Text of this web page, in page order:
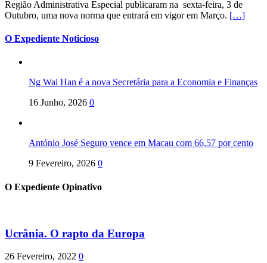
Região Administrativa Especial publicaram na sexta-feira, 3 de
Outubro, uma nova norma que entrará em vigor em Março. […]
O Expediente Noticioso
Ng Wai Han é a nova Secretária para a Economia e Finanças
16 Junho, 2026 0
António José Seguro vence em Macau com 66,57 por cento
9 Fevereiro, 2026 0
O Expediente Opinativo
Ucrânia. O rapto da Europa
26 Fevereiro, 2022 0